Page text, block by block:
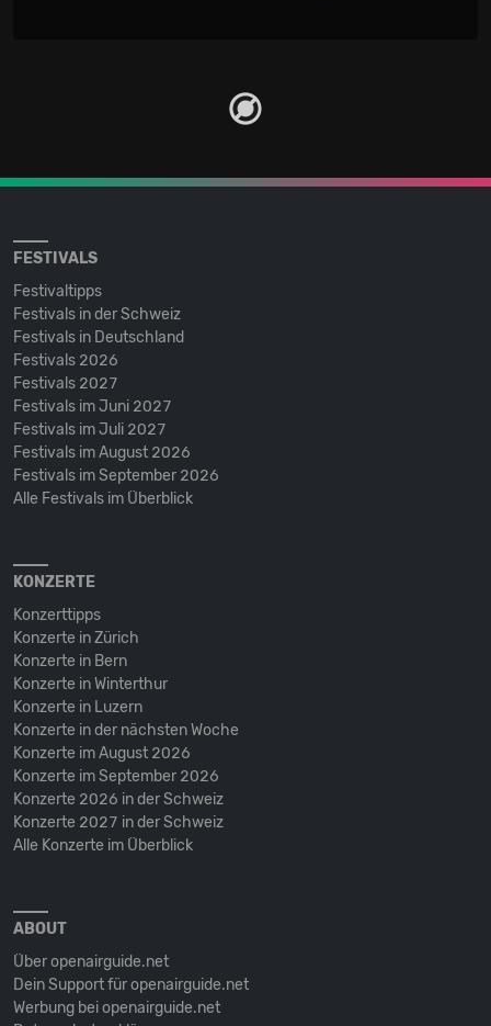
FESTIVALS
Festivaltipps
Festivals in der Schweiz
Festivals in Deutschland
Festivals 2026
Festivals 2027
Festivals im Juni 2027
Festivals im Juli 2027
Festivals im August 2026
Festivals im September 2026
Alle Festivals im Überblick
KONZERTE
Konzerttipps
Konzerte in Zürich
Konzerte in Bern
Konzerte in Winterthur
Konzerte in Luzern
Konzerte in der nächsten Woche
Konzerte im August 2026
Konzerte im September 2026
Konzerte 2026 in der Schweiz
Konzerte 2027 in der Schweiz
Alle Konzerte im Überblick
ABOUT
Über openairguide.net
Dein Support für openairguide.net
Werbung bei openairguide.net